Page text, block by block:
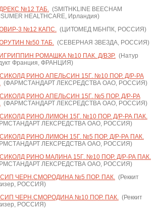
№12 ТАБ.(SMITHKLINE BEECHAM
HEALTHCARE, Ирландия)
3 №12 КАПС.(ЦИТОМЕД МБНПК, РОССИЯ)
№50 ТАБ.(СЕВЕРНАЯ ЗВЕЗДА, РОССИЯ)
РОМАШКА №10 ПАК. Д/ВЗР.(Натур
Франция, ФРАНЦИЯ)
РИНО АПЕЛЬСИН 15Г. №10 ПОР. Д/Р-РА
(ФАРМСТАНДАРТ ЛЕКСРЕДСТВА ОАО, РОССИЯ)
РИНО АПЕЛЬСИН 15Г. №5 ПОР. Д/Р-РА
(ФАРМСТАНДАРТ ЛЕКСРЕДСТВА ОАО, РОССИЯ)
РИНО ЛИМОН 15Г. №10 ПОР. Д/Р-РА ПАК.
ЛЕКСРЕДСТВА ОАО, РОССИЯ)
РИНО ЛИМОН 15Г. №5 ПОР. Д/Р-РА ПАК.
ЛЕКСРЕДСТВА ОАО, РОССИЯ)
РИНО МАЛИНА 15Г. №10 ПОР. Д/Р-РА ПАК.
ЛЕКСРЕДСТВА ОАО, РОССИЯ)
ЧЕРН.СМОРОДИНА №5 ПОР. ПАК.(Реккит
РОССИЯ)
ЧЕРН.СМОРОДИНА №10 ПОР. ПАК.(Реккит
РОССИЯ)